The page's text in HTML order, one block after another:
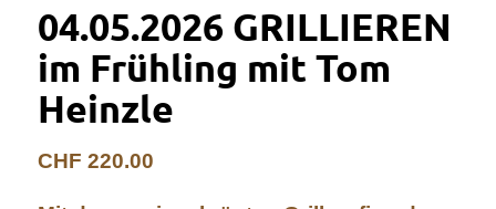
04.05.2026 GRILLIEREN
im Frühling mit Tom
Heinzle
CHF 220.00